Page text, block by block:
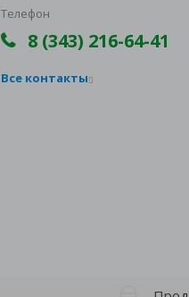
Телефон
8 (343) 216-64-41
Все контакты